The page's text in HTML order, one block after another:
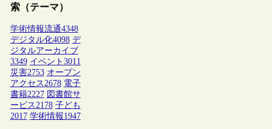
索（テーマ）
学術情報流通4348
デジタル化4098 デ
ジタルアーカイブ
3349 イベント 3011
災害2753 オープン
アクセス2678 電子
書籍2227 図書館サ
ービス2178 子ども
2017 学術情報1947